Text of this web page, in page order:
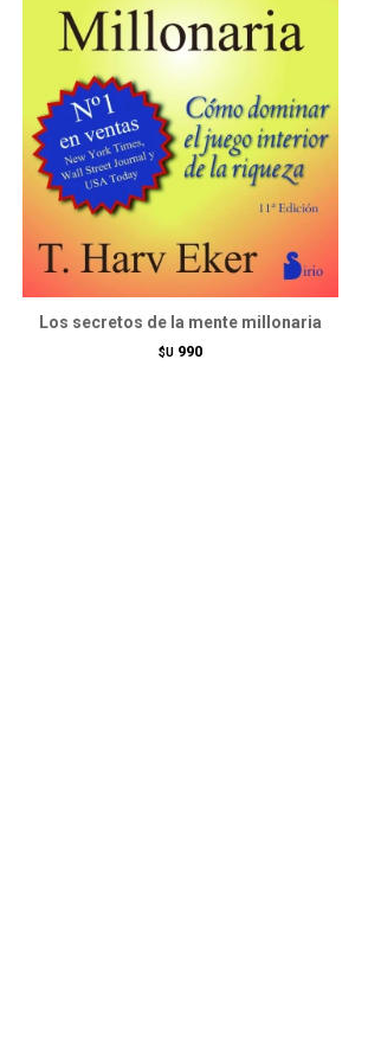
Los secretos de la mente millonaria
$U 990